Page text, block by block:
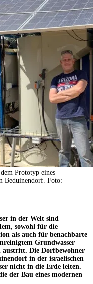
Prototyp eines
Beduinendorf. Foto:
in der Welt sind
sowohl für die
als auch für benachbarte
Grundwasser
austritt. Die Dorfbewohner
in der israelischen
nicht in die Erde leiten.
der Bau eines modernen